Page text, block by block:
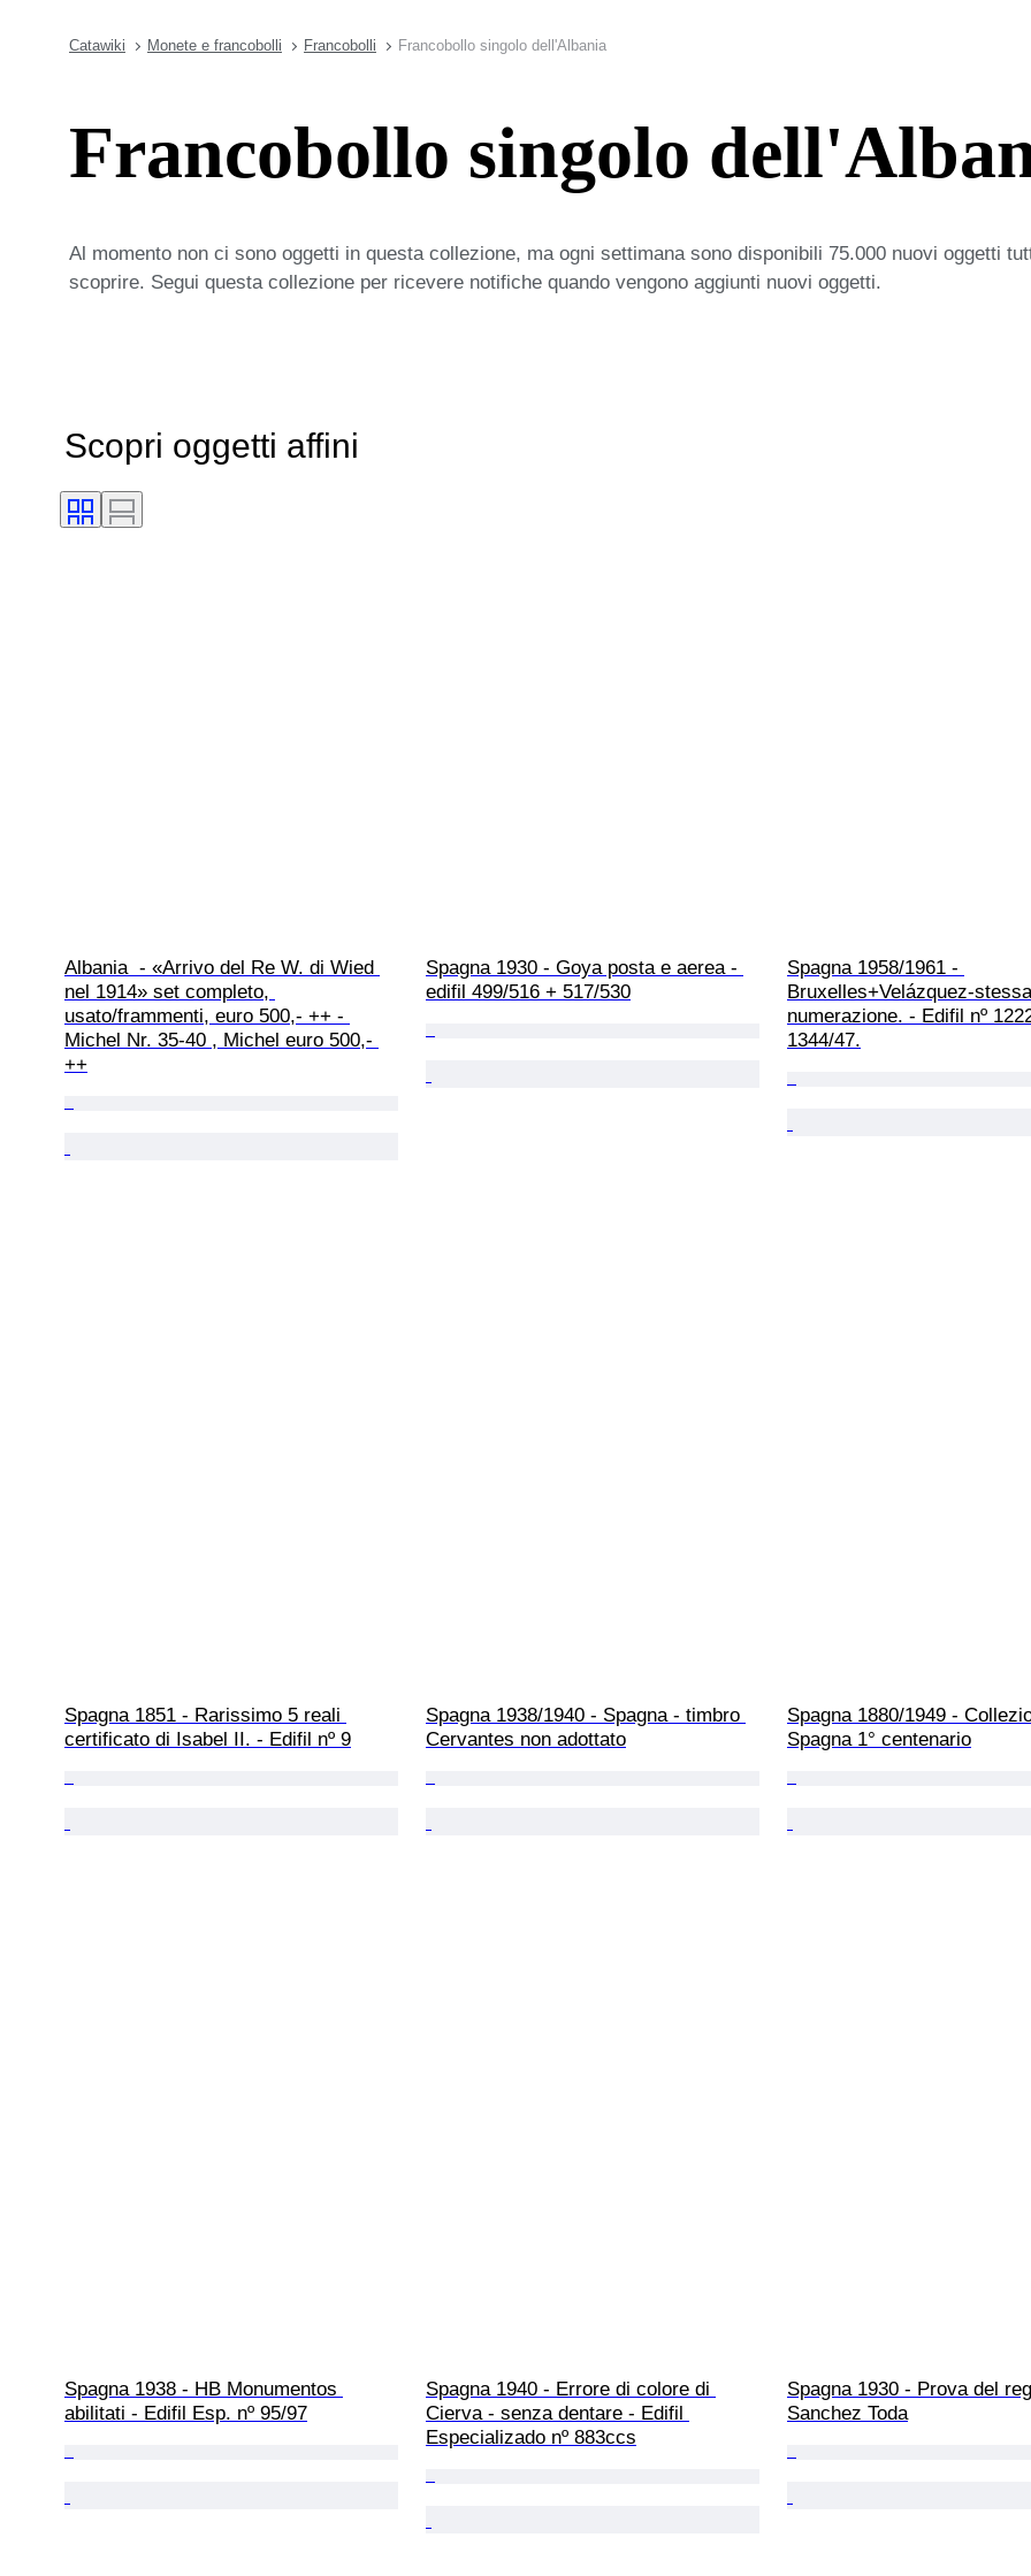
Catawiki Monete e francobolli Francobolli Francobollo singolo dell'Albania
Francobollo singolo
Al momento non ci sono oggetti in questa collezione, ma ogni settimana sono disponibili 75.000 nuovi oggetti
scoprire. Segui questa collezione per ricevere notifiche quando vengono aggiunti nuovi oggetti.
Scopri oggetti affini
Albania  - «Arrivo del Re W. di Wied
nel 1914» set completo,
usato/frammenti, euro 500,- ++ -
Michel Nr. 35-40 , Michel euro 500,-
++
Spagna 1930 - Goya posta e aerea -
edifil 499/516 + 517/530
Spagna 1958/1961 -
Bruxelles+Velázquez-
numerazione. - Edifil nº
1344/47.
Spagna 1851 - Rarissimo 5 reali
certificato di Isabel II. - Edifil nº 9
Spagna 1938/1940 - Spagna - timbro
Cervantes non adottato
Spagna 1880/1949 -
Spagna 1° centenario
Spagna 1938 - HB Monumentos
abilitati - Edifil Esp. nº 95/97
Spagna 1940 - Errore di colore di
Cierva - senza dentare - Edifil
Especializado nº 883ccs
Spagna 1930 - Prova del
Sanchez Toda